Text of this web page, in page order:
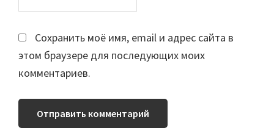
Сохранить моё имя, email и адрес сайта в
этом браузере для последующих моих
комментариев.